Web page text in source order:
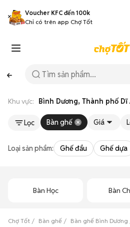
Voucher KFC đến 100k
Chỉ có trên app Chợ Tốt
Khu vực: Bình Dương, Thành phố Dĩ
Lọc Bàn ghế Giá
Loại sản phẩm: Ghế đẩu Ghế dựa
Bàn Học Bàn
Chợ Tốt Bàn ghế Bàn ghế Bình Dương